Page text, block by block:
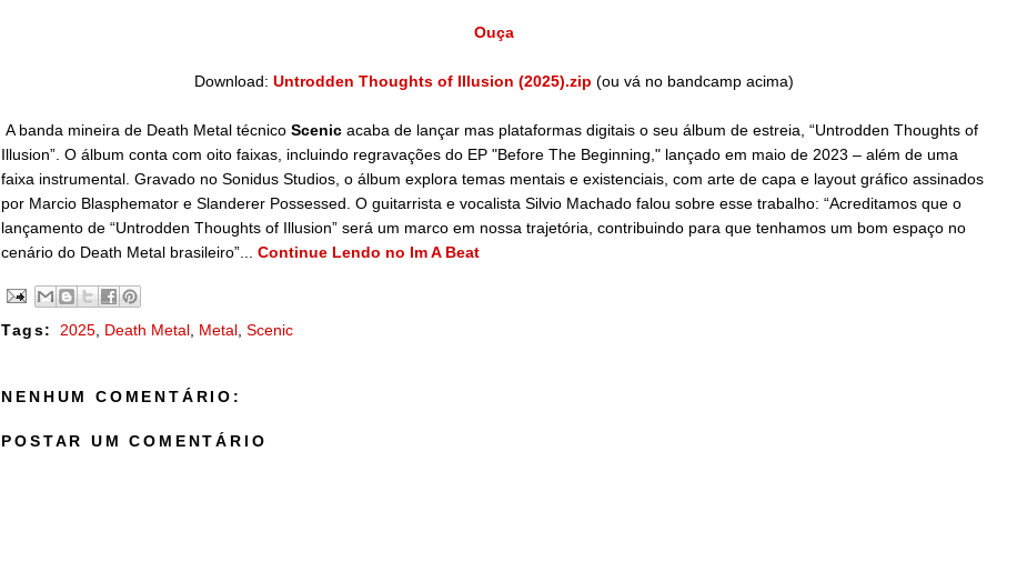
Ouça
Download: Untrodden Thoughts of Illusion (2025).zip (ou vá no bandcamp acima)
A banda mineira de Death Metal técnicoScenic acaba de lançar mas plataformas digitais o seu álbum de estreia, “Untrodden Thoughts of
Illusion”. O álbum conta com oito faixas, incluindo regravações do EP "Before The Beginning," lançado em maio de 2023 – além de uma
faixa instrumental. Gravado no Sonidus Studios, o álbum explora temas mentais e existenciais, com arte de capa e layout gráfico assinados
por Marcio Blasphemator e Slanderer Possessed. O guitarrista e vocalista Silvio Machado falou sobre esse trabalho: “Acreditamos que o
lançamento de “Untrodden Thoughts of Illusion” será um marco em nossa trajetória, contribuindo para que tenhamos um bom espaço no
cenário do Death Metal brasileiro”...Continue Lendo no Im A Beat
Tags: 2025 Death Metal Metal ,Scenic
NENHUM COMENTÁRIO:
POSTAR UM COMENTÁRIO